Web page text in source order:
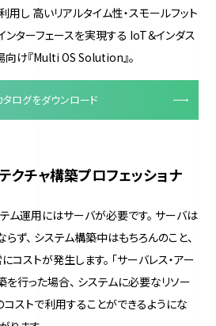
し 高いリアルタイム性・スモールフット
ンターフェースを実現する IoT＆インダス
向け『Multi OS Solution』。
タログをダウンロード
クチャ構築プロフェッショナ
ム運用にはサーバが必要です。 サーバは
ず、 システム構築中はもちろんのこと、
コストが発生します。 「サーバレス・アー
を行った場合、 システムに必要なリソー
ストで利用することができるようにな